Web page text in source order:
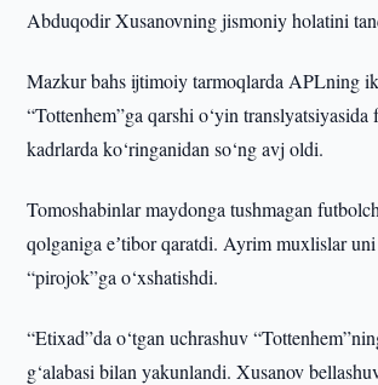
Abduqodir Xusanovning jismoniy holatini
Mazkur bahs ijtimoiy tarmoqlarda APLning
“Tottenhem”ga qarshi o‘yin translyatsiyasida
kadrlarda ko‘ringanidan so‘ng avj oldi.
Tomoshabinlar maydonga tushmagan
qolganiga eʼtibor qaratdi. Ayrim muxlislar
“pirojok”ga o‘xshatishdi.
“Etixad”da o‘tgan uchrashuv
g‘alabasi bilan yakunlandi. Xusanov